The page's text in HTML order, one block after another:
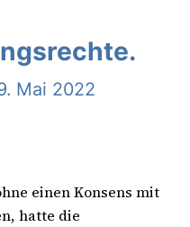
Mai 2022
einen Konsens mit
hatte die